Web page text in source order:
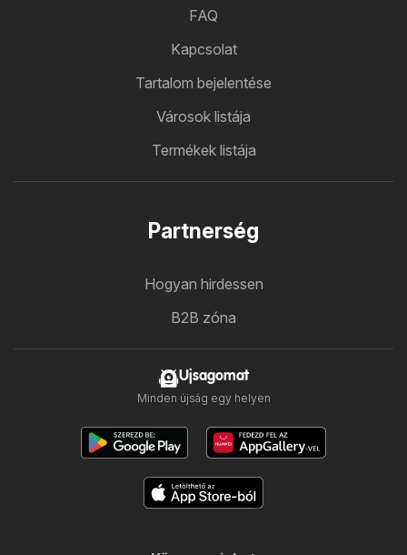
FAQ
Kapcsolat
Tartalom bejelentése
Városok listája
Termékek listája
Partnerség
Hogyan hirdessen
B2B zóna
Ujsagomat
Minden újság egy helyen